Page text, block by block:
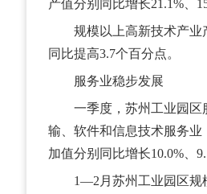
产值分别同比增长21.1%、
规模以上高新技术产业产
同比提高3.7个百分点。
服务业稳步发展
一季度，苏州工业园区服
输、软件和信息技术服务
加值分别同比增长10.0%、
1—2月苏州工业园区规模